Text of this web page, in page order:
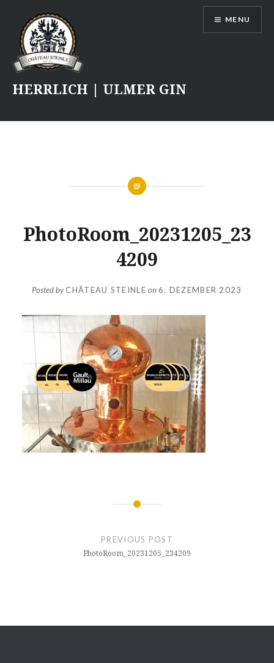
content
HERRLICH | ULMER GIN
MENU
PhotoRoom_20231205_23
4209
Posted byCHÂTEAU STEINLE on6. DEZEMBER 2023
Beitragsnavigation
PREVIOUS POST
PhotoRoom_20231205_234209